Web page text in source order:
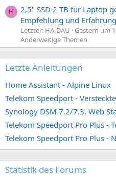
H
2,5" SSD 2 TB für Laptop
Empfehlung und
Letzter: HA-DAU
Gestern um
Anderweitige Themen
Letzte Anleitungen
Home Assistant - Alpine Linux
Telekom Speedport -
Telekom Speedport Pro Plus -
Telekom Speedport Pro Plus -
Statistik des Forums